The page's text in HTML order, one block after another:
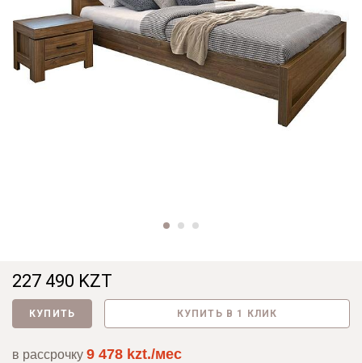
227 490 KZT
КУПИТЬ КУПИТЬ В 1 КЛИК
в рассрочку 9 478 kzt./мес